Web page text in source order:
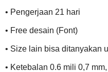
• Pengerjaan 21 hari
• Free desain (Font)
• Size lain bisa ditanyakan
• Ketebalan 0.6 mili 0,7